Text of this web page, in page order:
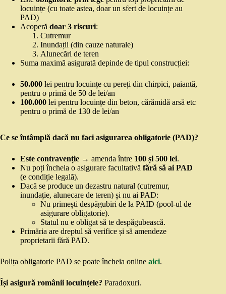
locuințe (cu toate astea, doar un sfert de locuințe au
PAD)
Acoperă doar 3 riscuri:
Cutremur
Inundații (din cauze naturale)
Alunecări de teren
Suma maximă asigurată depinde de tipul construcției:
50.000 lei pentru locuințe cu pereți din chirpici, paiantă,
pentru o primă de 50 de lei/an
100.000 lei pentru locuințe din beton, cărămidă arsă etc
pentru o primă de 130 de lei/an
Ce se întâmplă dacă nu faci asigurarea obligatorie (PAD)?
Este contravenție → amenda între 100 și 500 lei.
Nu poți încheia o asigurare facultativă fără să ai PAD
(e condiție legală).
Dacă se produce un dezastru natural (cutremur,
inundație, alunecare de teren) și nu ai PAD:
Nu primești despăgubiri de la PAID (pool-ul de
asigurare obligatorie).
Statul nu e obligat să te despăgubească.
Primăria are dreptul să verifice și să amendeze
proprietarii fără PAD.
Polița obligatorie PAD se poate încheia online aici.
Își asigură românii locuințele? Paradoxuri.